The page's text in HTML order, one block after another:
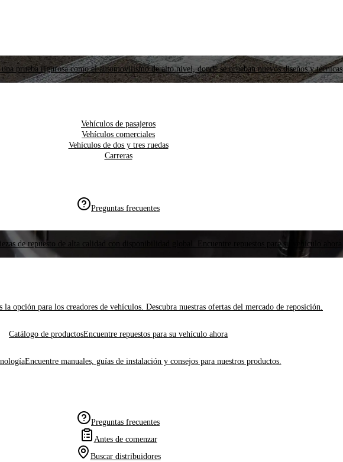
prueba rigurosa como el automovilismo de alto nivel, donde se prueban nuevos diseños y técnicas
Vehículos de pasajeros
Vehículos comerciales
Vehículos de dos y tres ruedas
Carreras
Preguntas frecuentes
de repuesto de alta calidad con disponibilidad global. Encuentre repuestos para su vehículo ahora
la opción para los creadores de vehículos. Descubra nuestras ofertas del mercado de reposición.
Catálogo de productosEncuentre repuestos para su vehículo ahora
Encuentre manuales, guías de instalación y consejos para nuestros productos.
Preguntas frecuentes
Antes de comenzar
Buscar distribuidores